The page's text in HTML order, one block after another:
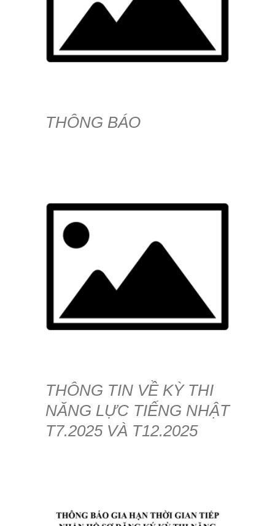
THÔNG BÁO
THÔNG TIN VỀ KỲ THI
NĂNG LỰC TIẾNG NHẬT
T7.2025 VÀ T12.2025